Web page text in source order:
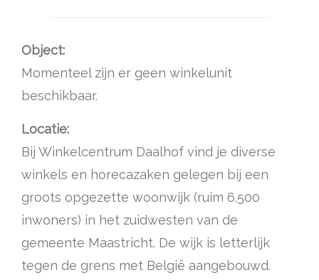
Object:
Momenteel zijn er geen winkelunit
beschikbaar.
Locatie:
Bij Winkelcentrum Daalhof vind je diverse
winkels en horecazaken gelegen bij een
groots opgezette woonwijk (ruim 6.500
inwoners) in het zuidwesten van de
gemeente Maastricht. De wijk is letterlijk
tegen de grens met België aangebouwd.